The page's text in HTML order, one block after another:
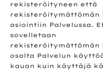
rekisteröityneen että
rekisteröitymättömän
asiointiin Palvelussa.
sovelletaan
rekisteröitymättömän
osalta Palvelun
kauan kuin käyttäjä